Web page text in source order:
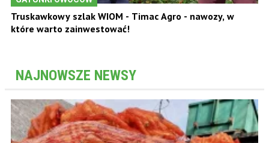
Truskawkowy szlak WIOM - Timac Agro - nawozy, w
które warto zainwestować!
NAJNOWSZE NEWSY